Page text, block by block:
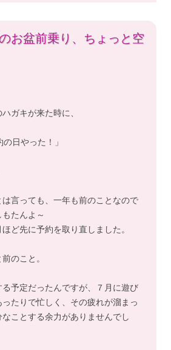
お盆前乗り、ちょっと空
ガキが来た時に、
日やった！」
言っても、一年も前のことなので
たんよ～
ど先に予約を取り直しました。
のこと。
予定だったんですが、７月に遊び
たりで忙しく、その疲れが溜まっ
ことする余力がありませんでし